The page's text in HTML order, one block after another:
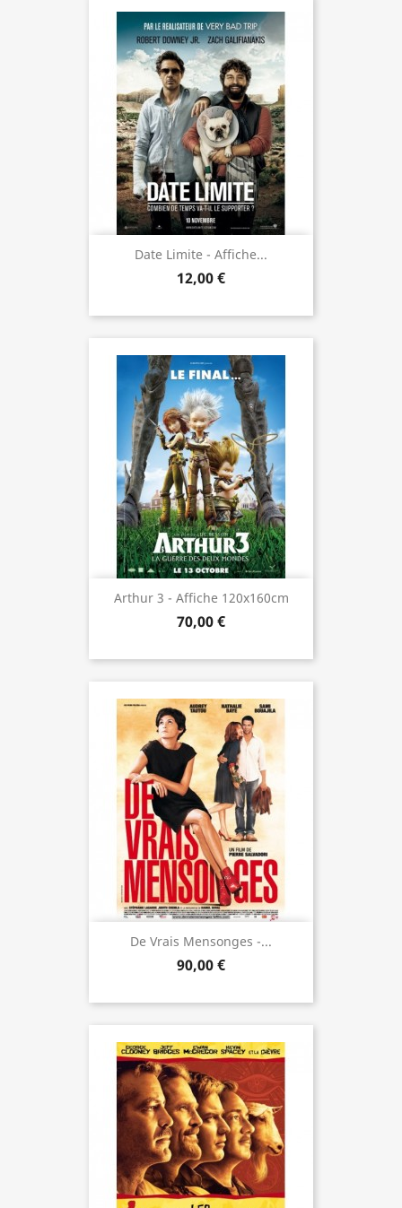
Date Limite - Affiche...
12,00 €
Arthur 3 - Affiche 120x160cm
70,00 €
De Vrais Mensonges -...
90,00 €